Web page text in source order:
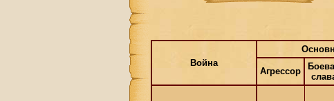
Война
Агрессор